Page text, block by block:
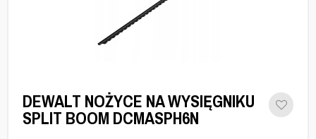
DEWALT NOŻYCE NA WYSIĘGNIKU
SPLIT BOOM DCMASPH6N